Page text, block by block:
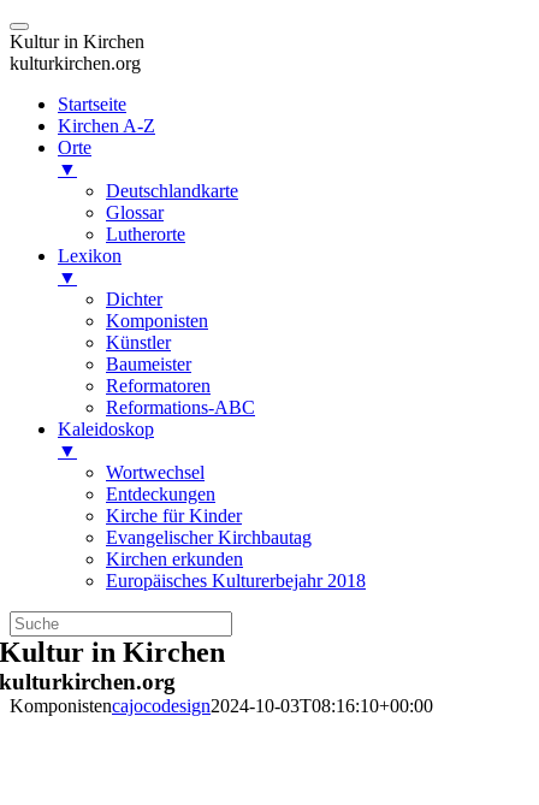
Kultur in Kirchen
kulturkirchen.org
Startseite
Kirchen A-Z
Orte
▼
Deutschlandkarte
Glossar
Lutherorte
Lexikon
▼
Dichter
Komponisten
Künstler
Baumeister
Reformatoren
Reformations-ABC
Kaleidoskop
▼
Wortwechsel
Entdeckungen
Kirche für Kinder
Evangelischer Kirchbautag
Kirchen erkunden
Europäisches Kulturerbejahr 2018
Zum
Inhalt
springen
Kultur in Kirchen
kulturkirchen.org
Komponistencajocodesign2024-10-03T08:16:10+00:00